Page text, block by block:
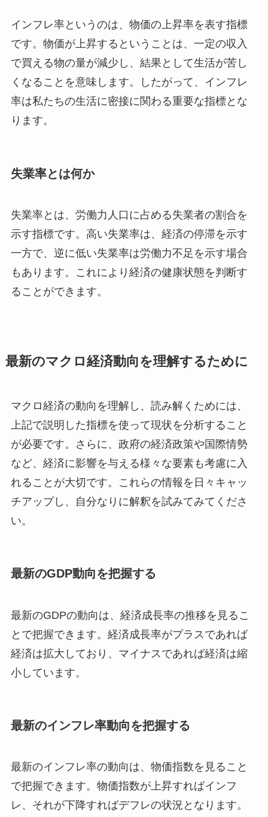
インフレ率というのは、物価の上昇率を表す指標
です。物価が上昇するということは、一定の収入
で買える物の量が減少し、結果として生活が苦し
くなることを意味します。したがって、インフレ
率は私たちの生活に密接に関わる重要な指標とな
ります。
失業率とは何か
失業率とは、労働力人口に占める失業者の割合を
示す指標です。高い失業率は、経済の停滞を示す
一方で、逆に低い失業率は労働力不足を示す場合
もあります。これにより経済の健康状態を判断す
ることができます。
最新のマクロ経済動向を理解するために
マクロ経済の動向を理解し、読み解くためには、
上記で説明した指標を使って現状を分析すること
が必要です。さらに、政府の経済政策や国際情勢
など、経済に影響を与える様々な要素も考慮に入
れることが大切です。これらの情報を日々キャッ
チアップし、自分なりに解釈を試みてみてくださ
い。
最新のGDP動向を把握する
最新のGDPの動向は、経済成長率の推移を見るこ
とで把握できます。経済成長率がプラスであれば
経済は拡大しており、マイナスであれば経済は縮
小しています。
最新のインフレ率動向を把握する
最新のインフレ率の動向は、物価指数を見ること
で把握できます。物価指数が上昇すればインフ
レ、それが下降すればデフレの状況となります。